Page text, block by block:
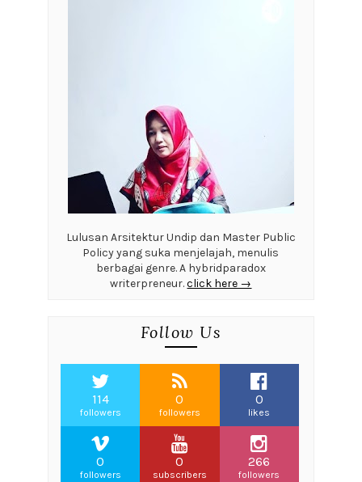
Lulusan Arsitektur Undip dan Master Public
Policy yang suka menjelajah, menulis
berbagai genre. A hybridparadox
writerpreneur.click here →
Follow Us
114
followers
0
followers
0
likes
0
followers
0
subscribers
266
followers